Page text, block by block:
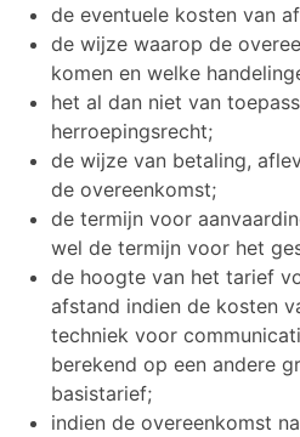
de eventuele kosten van
de wijze waarop de
komen en welke
het al dan niet van
herroepingsrecht;
de wijze van betaling,
de overeenkomst;
de termijn voor
wel de termijn voor het
de hoogte van het tarief
afstand indien de kosten
techniek voor
berekend op een andere
basistarief;
indien de overeenkomst